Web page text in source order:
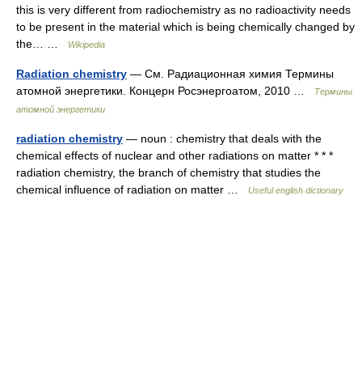
this is very different from radiochemistry as no radioactivity needs
to be present in the material which is being chemically changed by
the… …
Wikipedia
Radiation chemistry — См. Радиационная химия Термины
атомной энергетики. Концерн Росэнергоатом, 2010 …
Термины
атомной энергетики
radiation chemistry — noun : chemistry that deals with the
chemical effects of nuclear and other radiations on matter * * *
radiation chemistry, the branch of chemistry that studies the
chemical influence of radiation on matter …
Useful english dictionary